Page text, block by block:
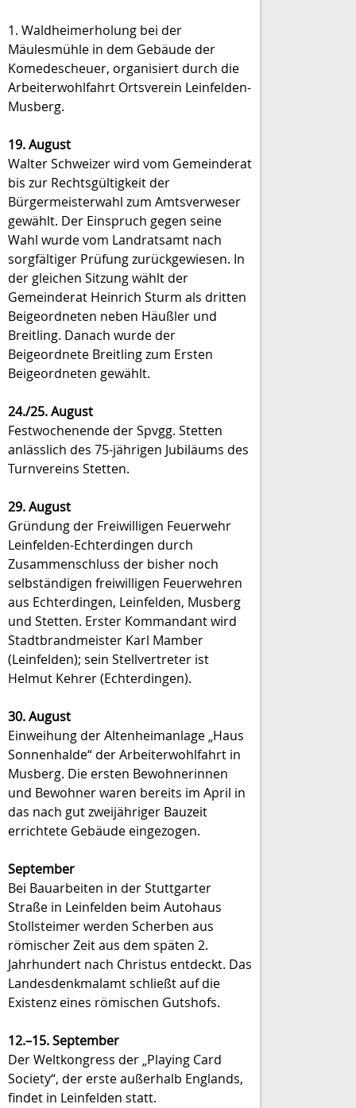
1. Waldheimerholung bei der
Mäulesmühle in dem Gebäude der
Komedescheuer, organisiert durch die
Arbeiterwohlfahrt Ortsverein Leinfelden-
Musberg.
19. August
Walter Schweizer wird vom Gemeinderat
bis zur Rechtsgültigkeit der
Bürgermeisterwahl zum Amtsverweser
gewählt. Der Einspruch gegen seine
Wahl wurde vom Landratsamt nach
sorgfältiger Prüfung zurückgewiesen. In
der gleichen Sitzung wählt der
Gemeinderat Heinrich Sturm als dritten
Beigeordneten neben Häußler und
Breitling. Danach wurde der
Beigeordnete Breitling zum Ersten
Beigeordneten gewählt.
24./25. August
Festwochenende der Spvgg. Stetten
anlässlich des 75-jährigen Jubiläums des
Turnvereins Stetten.
29. August
Gründung der Freiwilligen Feuerwehr
Leinfelden-Echterdingen durch
Zusammenschluss der bisher noch
selbständigen freiwilligen Feuerwehren
aus Echterdingen, Leinfelden, Musberg
und Stetten. Erster Kommandant wird
Stadtbrandmeister Karl Mamber
(Leinfelden); sein Stellvertreter ist
Helmut Kehrer (Echterdingen).
30. August
Einweihung der Altenheimanlage „Haus
Sonnenhalde“ der Arbeiterwohlfahrt in
Musberg. Die ersten Bewohnerinnen
und Bewohner waren bereits im April in
das nach gut zweijähriger Bauzeit
errichtete Gebäude eingezogen.
September
Bei Bauarbeiten in der Stuttgarter
Straße in Leinfelden beim Autohaus
Stollsteimer werden Scherben aus
römischer Zeit aus dem späten 2.
Jahrhundert nach Christus entdeckt. Das
Landesdenkmalamt schließt auf die
Existenz eines römischen Gutshofs.
12.–15. September
Der Weltkongress der „Playing Card
Society“, der erste außerhalb Englands,
findet in Leinfelden statt.